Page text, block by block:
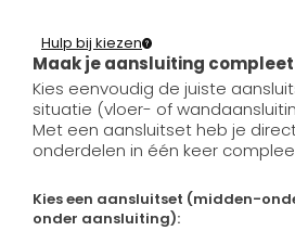
Maak je aansluiting compleet
Hulp bij kiezen
Kies eenvoudig de juiste
situatie (vloer- of
Met een aansluitset heb je
onderdelen in één keer
Kies een aansluitset (midden-
onder aansluiting):